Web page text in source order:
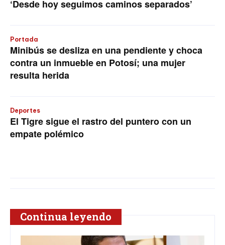
‘Desde hoy seguimos caminos separados’
Portada
Minibús se desliza en una pendiente y choca
contra un inmueble en Potosí; una mujer
resulta herida
Deportes
El Tigre sigue el rastro del puntero con un
empate polémico
Continua leyendo